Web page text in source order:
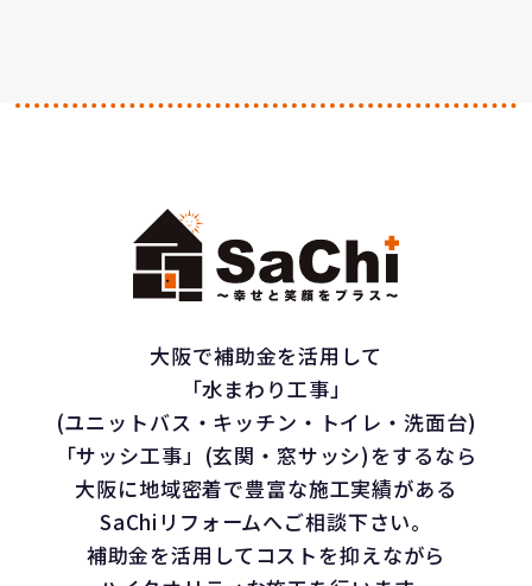
大阪で補助金を活用して
「水まわり工事」
(ユニットバス・キッチン・トイレ・洗面台)
「サッシ工事」(玄関・窓サッシ)をするなら
大阪に地域密着で豊富な施工実績がある
SaChiリフォームへご相談下さい。
補助金を活用してコストを抑えながら